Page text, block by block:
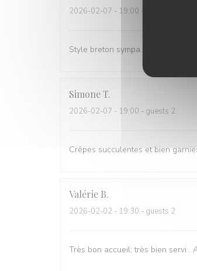
2026-02-07 - 19:00 - guests 2
Style breton sympa. Service
SimoneT
2026-02-07 - 19:00 - guests 2
Crêpes succulentes et bien
Valérie B
2026-02-02 - 19:30 - guests 2
Très bon accueil; très bien servi .